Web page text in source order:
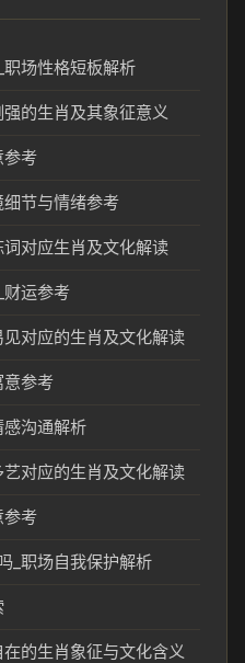
场性格短板解析
的生肖及其象征意义
参考
节与情绪参考
对应生肖及文化解读
财运参考
对应的生肖及文化解读
意参考
感沟通解析
对应的生肖及文化解读
参考
_职场自我保护解析
的生肖象征与文化含义